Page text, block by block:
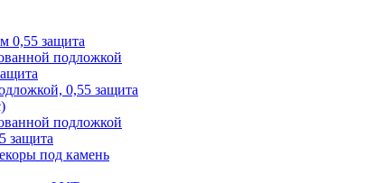
0,55 защита
подложкой
0,55 защита
подложкой
защита
под камень